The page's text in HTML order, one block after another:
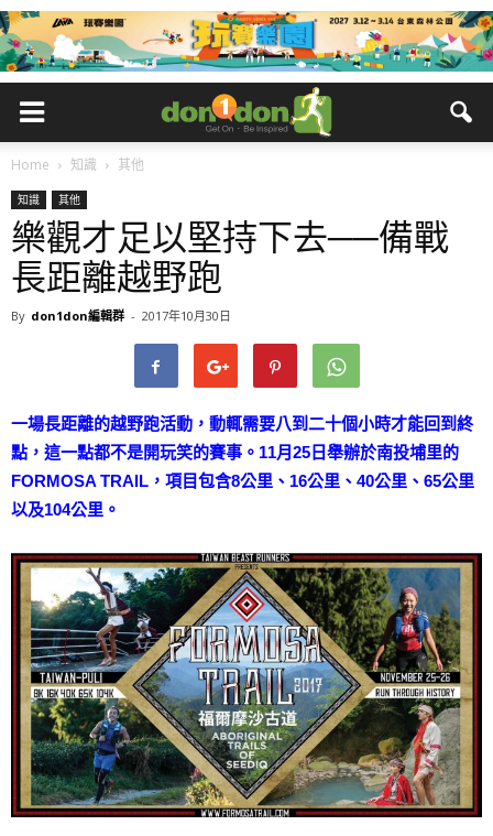
Home 知識 其他
知識 其他
樂觀才足以堅持下去──備戰
長距離越野跑
By don1don編輯群 - 2017年10月30日
一場長距離的越野跑活動，動輒需要八到二十個小時才能回到終
點，這一點都不是開玩笑的賽事。11月25日舉辦於南投埔里的
FORMOSA TRAIL，項目包含8公里、16公里、40公里、65公里
以及104公里。